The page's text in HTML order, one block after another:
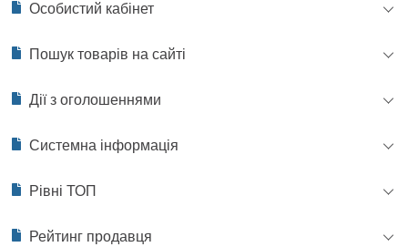
Особистий кабінет
Пошук товарів на сайті
Дії з оголошеннями
Системна інформація
Рівні ТОП
Рейтинг продавця